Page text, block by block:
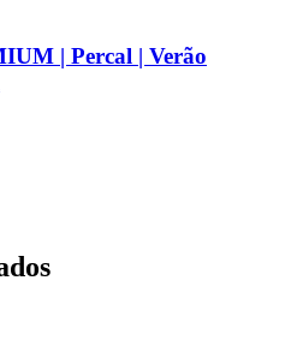
| Percal | Verão